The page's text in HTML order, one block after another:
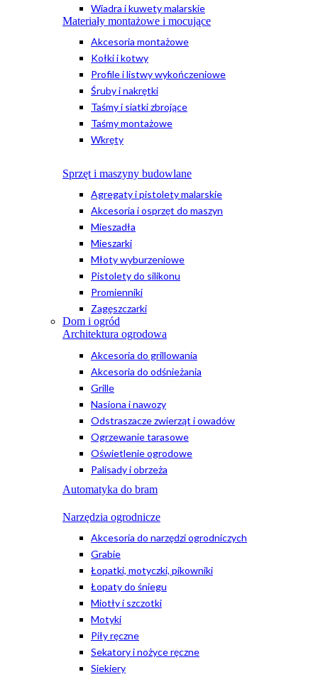
Wiadra i kuwety malarskie
Materiały montażowe i mocujące
Akcesoria montażowe
Kołki i kotwy
Profile i listwy wykończeniowe
Śruby i nakrętki
Taśmy i siatki zbrojące
Taśmy montażowe
Wkręty
Sprzęt i maszyny budowlane
Agregaty i pistolety malarskie
Akcesoria i osprzęt do maszyn
Mieszadła
Mieszarki
Młoty wyburzeniowe
Pistolety do silikonu
Promienniki
Zagęszczarki
Dom i ogród
Architektura ogrodowa
Akcesoria do grillowania
Akcesoria do odśnieżania
Grille
Nasiona i nawozy
Odstraszacze zwierząt i owadów
Ogrzewanie tarasowe
Oświetlenie ogrodowe
Palisady i obrzeża
Automatyka do bram
Narzędzia ogrodnicze
Akcesoria do narzędzi ogrodniczych
Grabie
Łopatki, motyczki, pikowniki
Łopaty do śniegu
Miotły i szczotki
Motyki
Piły ręczne
Sekatory i nożyce ręczne
Siekiery